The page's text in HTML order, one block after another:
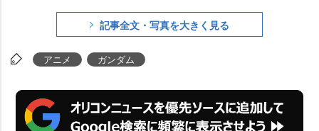
記事全文・写真を大きく見る
アニメ ガンダム